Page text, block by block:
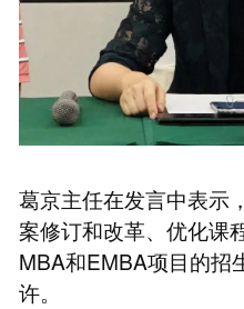
葛京主任在发言中表示
案修订和改革、优化课
MBA和EMBA项目的招
许。